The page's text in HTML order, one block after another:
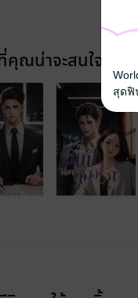
คุณน่าจะสนใจ
สุดฟิ